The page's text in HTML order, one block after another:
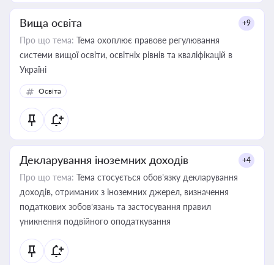
Вища освіта +9
Про що тема: Тема охоплює правове регулювання
системи вищої освіти, освітніх рівнів та кваліфікацій в
Україні
Освіта
Декларування іноземних доходів +4
Про що тема: Тема стосується обов’язку декларування
доходів, отриманих з іноземних джерел, визначення
податкових зобов’язань та застосування правил
уникнення подвійного оподаткування